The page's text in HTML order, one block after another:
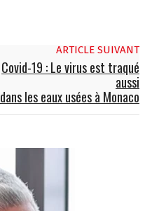
ARTICLE SUIVANT
Covid-19 : Le virus est traqué
aussi
dans les eaux usées à Monaco